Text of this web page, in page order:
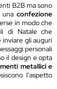
B2B ma sono
unaconfezione
in modo che
di Natale che
gli auguri
personali
il design e opta
metallici e
l'aspetto